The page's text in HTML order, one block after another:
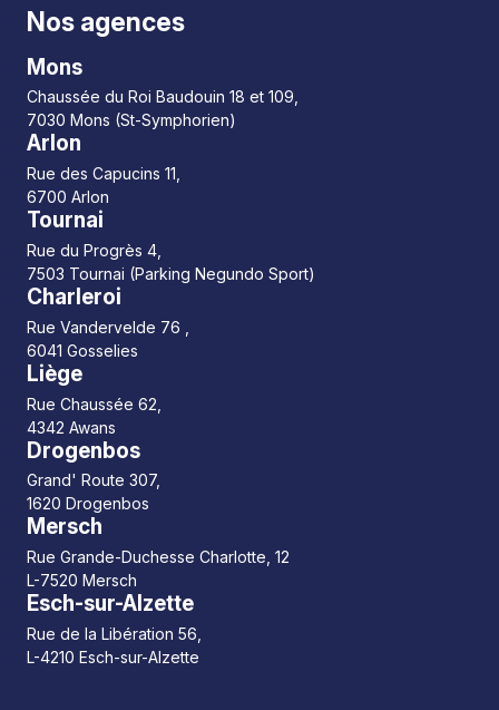
Nos agences
Mons
Chaussée du Roi Baudouin 18 et 109,
7030 Mons (St-Symphorien)
Arlon
Rue des Capucins 11,
6700 Arlon
Tournai
Rue du Progrès 4,
7503 Tournai (Parking Negundo Sport)
Charleroi
Rue Vandervelde 76 ,
6041 Gosselies
Liège
Rue Chaussée 62,
4342 Awans
Drogenbos
Grand' Route 307,
1620 Drogenbos
Mersch
Rue Grande-Duchesse Charlotte, 12
L-7520 Mersch
Esch-sur-Alzette
Rue de la Libération 56,
L-4210 Esch-sur-Alzette